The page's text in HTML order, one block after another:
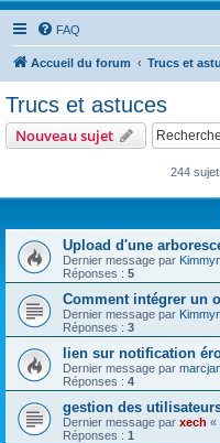
FAQ
Accueil du forum Trucs et
Trucs et astuces
Nouveau sujet
244
Upload d'une
Dernier message par
Réponses : 5
Comment intégrer un
Dernier message par
Réponses : 3
lien sur notification
Dernier message par
Réponses : 4
gestion des
Dernier message par xech «
Réponses : 1